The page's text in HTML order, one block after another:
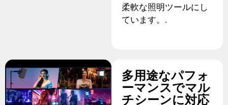
柔軟な照明ツールにし
ています。.
多用途なパフォ
ーマンスでマル
チシーンに対応